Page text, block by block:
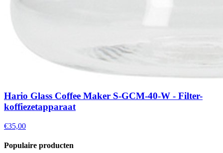
Hario Glass Coffee Maker S-GCM-40-W - Filter-
koffiezetapparaat
€35,00
Populaire producten